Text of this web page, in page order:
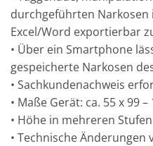
durchgeführten Narkosen
Excel/Word exportierbar
• Über ein Smartphone
gespeicherte Narkosen
• Sachkundenachweis
• Maße Gerät: ca. 55 x 99 –
• Höhe in mehreren
• Technische Änderungen